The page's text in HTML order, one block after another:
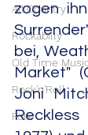
Alt.Country
Rockabilly
Old Time
Rock'n'Roll
Folk
zogen
bei,
Market"
Joni